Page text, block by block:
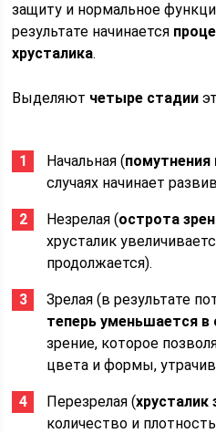
защиту и нормальное
результате начинается
хрусталика.
Выделяют четыре стадии
Начальная (
случаях начинает
Незрелая (острота
хрусталик
продолжается).
Зрелая (в результате
теперь уменьшается
зрение, которое
цвета и формы,
Перезрелая (
количество и